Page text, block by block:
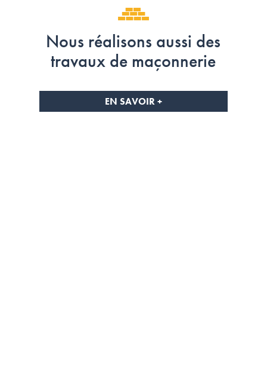
Nous réalisons aussi des
travaux de maçonnerie
EN SAVOIR +